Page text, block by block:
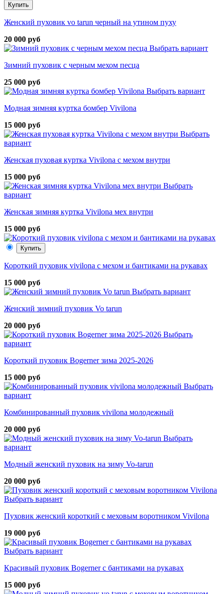
Купить
Женский пуховик vo tarun черный на утином пуху
20 000 руб
Выбрать вариант
Зимний пуховик с черным мехом песца
25 000 руб
Выбрать вариант
Модная зимняя куртка бомбер Vivilona
15 000 руб
Выбрать
вариант
Женская пуховая куртка Vivilona с мехом внутри
15 000 руб
Выбрать
вариант
Женская зимняя куртка Vivilona мех внутри
15 000 руб
Купить
Короткий пуховик vivilona с мехом и бантиками на рукавах
15 000 руб
Выбрать вариант
Женский зимний пуховик Vo tarun
20 000 руб
Выбрать
вариант
Короткий пуховик Bogerner зима 2025-2026
15 000 руб
Выбрать
вариант
Комбинированный пуховик vivilona молодежный
20 000 руб
Выбрать
вариант
Модный женский пуховик на зиму Vo-tarun
20 000 руб
Выбрать вариант
Пуховик женский короткий с меховым воротником Vivilona
19 000 руб
Выбрать вариант
Красивый пуховик Bogerner с бантиками на рукавах
15 000 руб